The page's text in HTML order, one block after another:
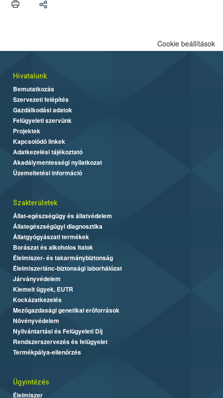
Cookie beállítások
Hivatalunk
Bemutatkozás
Szervezeti felépítés
Gazdálkodási adatok
Felügyeleti szervünk
Projektek
Kapcsolódó linkek
Adatkezelési tájékoztató
Akadálymentességi nyilatkozat
Üzemeltetési információ
Szakterületek
Állat-egészségügy és állatvédelem
Állategészségügyi diagnosztika
Állatgyógyászati termékek
Borászat és alkoholos italok
Élelmiszer- és takarmánybiztonság
Élelmiszerlánc-biztonsági laborhálózat
Járványvédelem
Kiemelt ügyek, EUTR
Kockázatkezelés
Mezőgazdasági genetikai erőforrások
Növényvédelem
Nyilvántartási és Felügyeleti Díj
Rendszerszervezés és felügyelet
Termékpálya-ellenőrzés
Ügyintézés
Élelmiszer